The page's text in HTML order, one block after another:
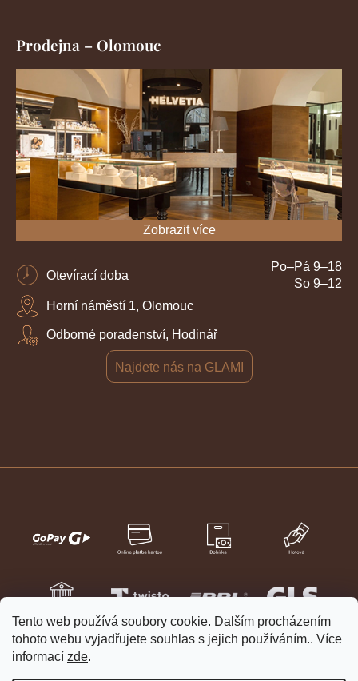
Tento web používá soubory cookie. Dalším procházením
tohoto webu vyjadřujete souhlas s jejich používáním.. Více
informací zde.
Prodejna – Olomouc
Zobrazit více
Otevírací doba
Po–Pá 9–18
So 9–12
Horní náměstí 1, Olomouc
Odborné poradenství, Hodinář
Najdete nás na GLAMI